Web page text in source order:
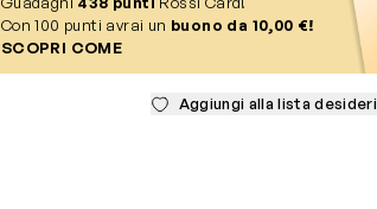
Con 100 punti avrai un buono da 10,00 €!
SCOPRI COME
Aggiungi alla lista desideri